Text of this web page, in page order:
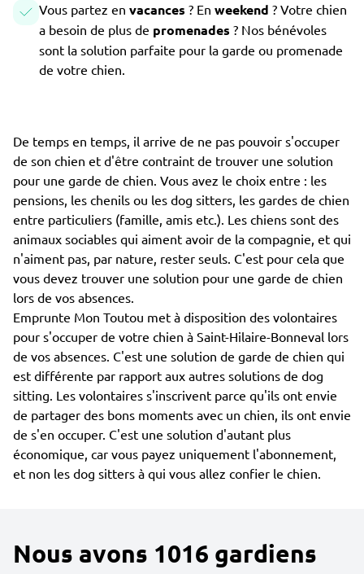
Vous partez en vacances ? En weekend ? Votre chien
a besoin de plus de promenades ? Nos bénévoles
sont la solution parfaite pour la garde ou promenade
de votre chien.
De temps en temps, il arrive de ne pas pouvoir s'occuper
de son chien et d'être contraint de trouver une solution
pour une garde de chien. Vous avez le choix entre : les
pensions, les chenils ou les dog sitters, les gardes de chien
entre particuliers (famille, amis etc.). Les chiens sont des
animaux sociables qui aiment avoir de la compagnie, et qui
n'aiment pas, par nature, rester seuls. C'est pour cela que
vous devez trouver une solution pour une garde de chien
lors de vos absences.
Emprunte Mon Toutou met à disposition des volontaires
pour s'occuper de votre chien à Saint-Hilaire-Bonneval lors
de vos absences. C'est une solution de garde de chien qui
est différente par rapport aux autres solutions de dog
sitting. Les volontaires s'inscrivent parce qu'ils ont envie
de partager des bons moments avec un chien, ils ont envie
de s'en occuper. C'est une solution d'autant plus
économique, car vous payez uniquement l'abonnement,
et non les dog sitters à qui vous allez confier le chien.
Nous avons 1016 gardiens